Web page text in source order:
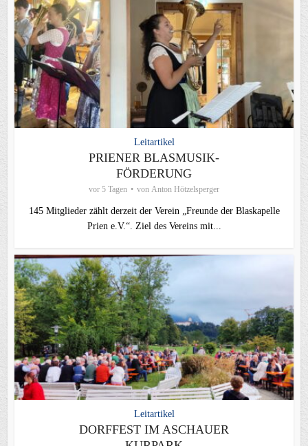
Leitartikel
PRIENER BLASMUSIK-
FÖRDERUNG
vor 5 Tagen von Anton Hötzelsperger
145 Mitglieder zählt derzeit der Verein „Freunde der Blaskapelle
Prien e.V.“. Ziel des Vereins mit...
Leitartikel
DORFFEST IM ASCHAUER